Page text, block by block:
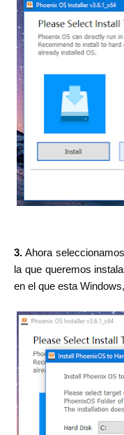
3. Ahora
la que queremos
en el que esta